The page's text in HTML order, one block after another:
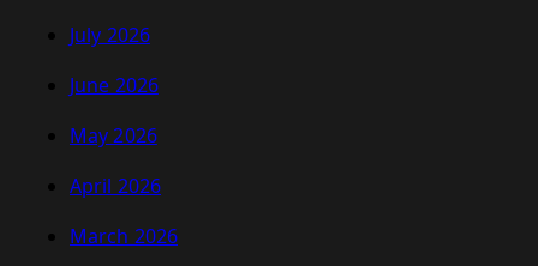
July 2026
June 2026
May 2026
April 2026
March 2026